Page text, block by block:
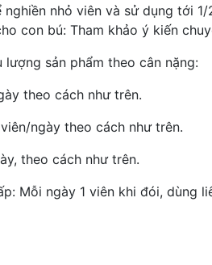
nhỏ viên và sử dụng tới
con bú: Tham khảo ý kiến
lượng sản phẩm theo cân nặng:
theo cách như trên.
ngày theo cách như trên.
theo cách như trên.
Mỗi ngày 1 viên khi đói, dùng